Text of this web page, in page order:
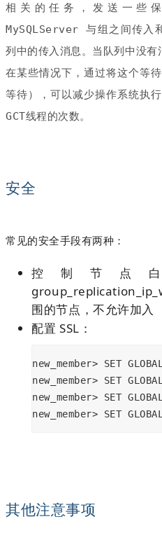
相关的任务，发送一些
MySQLServer 与组之间传入
列中的传入消息。当队列中没有
在某些情况下，通过将这个等
等待），可以减少操作系统执
GCT线程的次数。
安全
常见的安全手段有两种：
控制节点
围的节点，不允许加入
配置 SSL：
new_member> SET
new_member> SET
new_member> SET
new_member> SET
其他注意事项